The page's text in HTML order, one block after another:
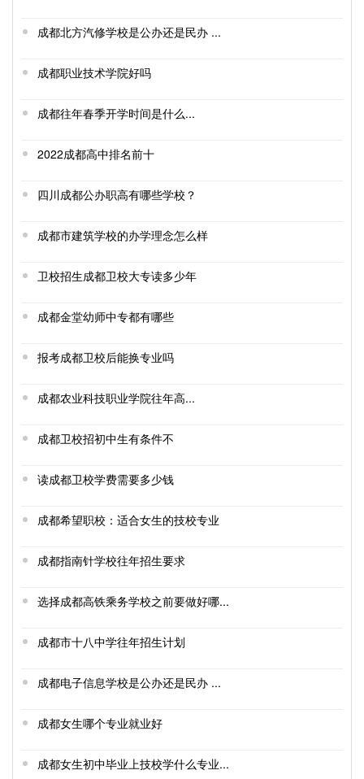
成都北方汽修学校是公办还是民办 ...
成都职业技术学院好吗
成都往年春季开学时间是什么...
2022成都高中排名前十
四川成都公办职高有哪些学校？
成都市建筑学校的办学理念怎么样
卫校招生成都卫校大专读多少年
成都金堂幼师中专都有哪些
报考成都卫校后能换专业吗
成都农业科技职业学院往年高...
成都卫校招初中生有条件不
读成都卫校学费需要多少钱
成都希望职校：适合女生的技校专业
成都指南针学校往年招生要求
选择成都高铁乘务学校之前要做好哪...
成都市十八中学往年招生计划
成都电子信息学校是公办还是民办 ...
成都女生哪个专业就业好
成都女生初中毕业上技校学什么专业...